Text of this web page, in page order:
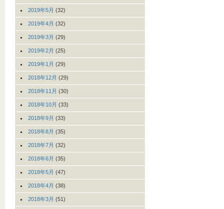
2019年5月 (32)
2019年4月 (32)
2019年3月 (29)
2019年2月 (25)
2019年1月 (29)
2018年12月 (29)
2018年11月 (30)
2018年10月 (33)
2018年9月 (33)
2018年8月 (35)
2018年7月 (32)
2018年6月 (35)
2018年5月 (47)
2018年4月 (38)
2018年3月 (51)